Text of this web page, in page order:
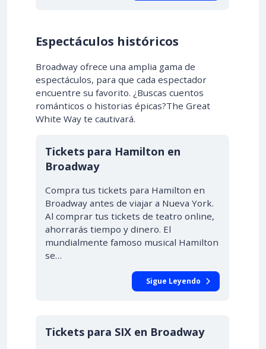
Espectáculos históricos
Broadway ofrece una amplia gama de
espectáculos, para que cada espectador
encuentre su favorito. ¿Buscas cuentos
románticos o historias épicas?The Great
White Way te cautivará.
Tickets para Hamilton en
Broadway
Compra tus tickets para Hamilton en
Broadway antes de viajar a Nueva York.
Al comprar tus tickets de teatro online,
ahorrarás tiempo y dinero. El
mundialmente famoso musical Hamilton
se…
Sigue Leyendo
Tickets para SIX en Broadway